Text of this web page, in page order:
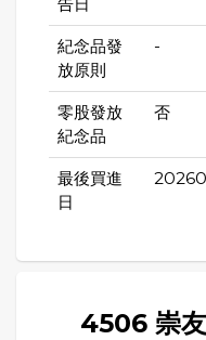
紀念品發
放原則
-
零股發放
紀念品
否
最後買進
日
4506 崇